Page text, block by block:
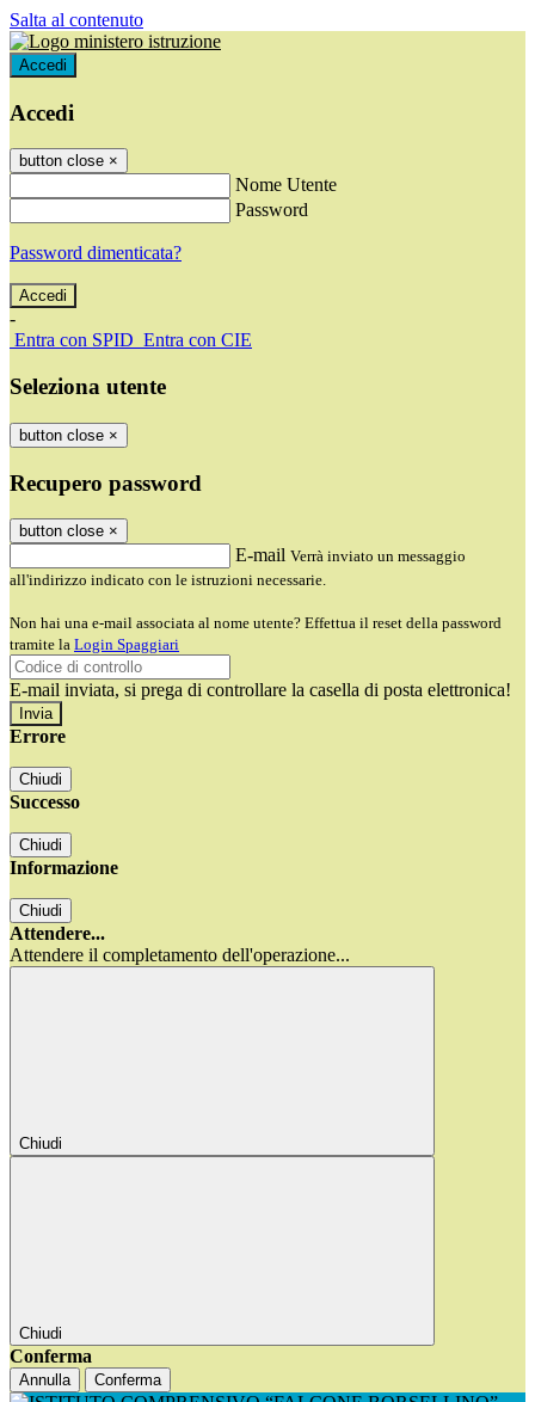
Salta al contenuto
Accedi
Accedi
button close ×
Nome Utente
Password
Password dimenticata?
-
Entra con SPID Entra con CIE
Seleziona utente
button close ×
Recupero password
button close ×
E-mail Verrà inviato un messaggio
all'indirizzo indicato con le istruzioni necessarie.
Non hai una e-mail associata al nome utente? Effettua il reset della password
tramite la Login Spaggiari
E-mail inviata, si prega di controllare la casella di posta elettronica!
Errore
Chiudi
Successo
Chiudi
Informazione
Chiudi
Attendere...
Attendere il completamento dell'operazione...
Chiudi
Chiudi
Conferma
Annulla Conferma